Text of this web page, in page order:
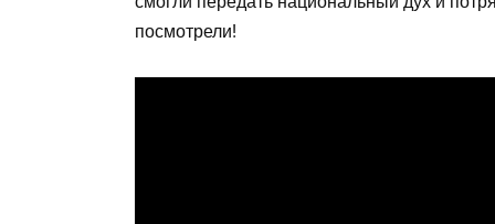
посмотрели!